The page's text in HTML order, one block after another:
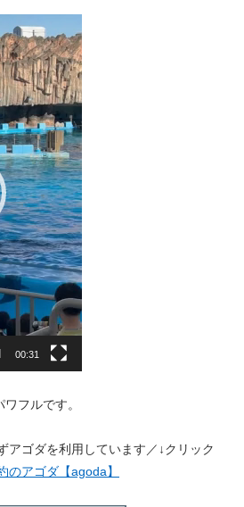
00:31
フルです。
アゴダを利用しています／↓クリック
のアゴダ【agoda】